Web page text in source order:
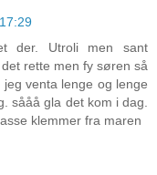
der. Utroli men sant
rette men fy søren så
venta lenge og lenge
sååå gla det kom i dag.
klemmer fra maren